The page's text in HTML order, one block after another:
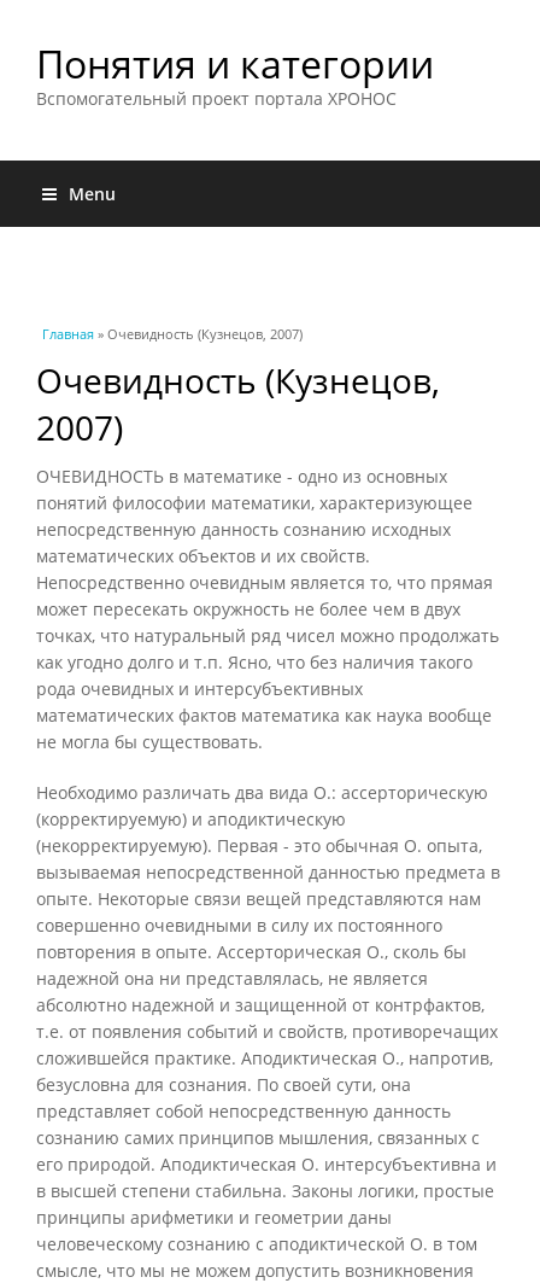
Понятия и категории
Вспомогательный проект портала ХРОНОС
Menu
Вы здесь
Главная » Очевидность (Кузнецов, 2007)
Очевидность (Кузнецов,
2007)
ОЧЕВИДНОСТЬ в математике - одно из основных
понятий философии математики, характеризующее
непосредственную данность сознанию исходных
математических объектов и их свойств.
Непосредственно очевидным является то, что прямая
может пересекать окружность не более чем в двух
точках, что натуральный ряд чисел можно продолжать
как угодно долго и т.п. Ясно, что без наличия такого
рода очевидных и интерсубъективных
математических фактов математика как наука вообще
не могла бы существовать.
Необходимо различать два вида О.: ассерторическую
(корректируемую) и аподиктическую
(некорректируемую). Первая - это обычная О. опыта,
вызываемая непосредственной данностью предмета в
опыте. Некоторые связи вещей представляются нам
совершенно очевидными в силу их постоянного
повторения в опыте. Ассерторическая О., сколь бы
надежной она ни представлялась, не является
абсолютно надежной и защищенной от контрфактов,
т.е. от появления событий и свойств, противоречащих
сложившейся практике. Аподиктическая О., напротив,
безусловна для сознания. По своей сути, она
представляет собой непосредственную данность
сознанию самих принципов мышления, связанных с
его природой. Аподиктическая О. интерсубъективна и
в высшей степени стабильна. Законы логики, простые
принципы арифметики и геометрии даны
человеческому сознанию с аподиктической О. в том
смысле, что мы не можем допустить возникновения